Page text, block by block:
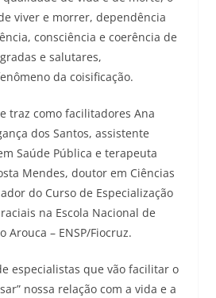
viver e morrer, dependência
consciência e coerência de
e salutares,
da coisificação.
traz como facilitadores Ana
dos Santos, assistente
Saúde Pública e terapeuta
Mendes, doutor em Ciências
do Curso de Especialização
na Escola Nacional de
Arouca – ENSP/Fiocruz.
especialistas que vão facilitar o
nossa relação com a vida e a